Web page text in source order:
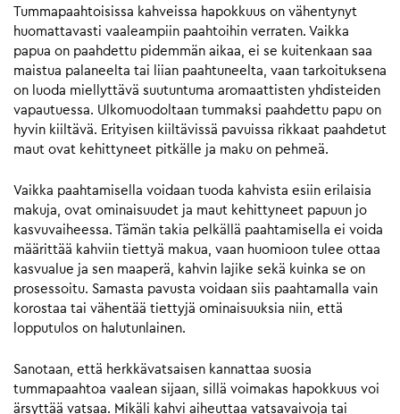
Tummapaahtoisissa kahveissa hapokkuus on vähentynyt
huomattavasti vaaleampiin paahtoihin verraten. Vaikka
papua on paahdettu pidemmän aikaa, ei se kuitenkaan saa
maistua palaneelta tai liian paahtuneelta, vaan tarkoituksena
on luoda miellyttävä suutuntuma aromaattisten yhdisteiden
vapautuessa. Ulkomuodoltaan tummaksi paahdettu papu on
hyvin kiiltävä. Erityisen kiiltävissä pavuissa rikkaat paahdetut
maut ovat kehittyneet pitkälle ja maku on pehmeä.
Vaikka paahtamisella voidaan tuoda kahvista esiin erilaisia
makuja, ovat ominaisuudet ja maut kehittyneet papuun jo
kasvuvaiheessa. Tämän takia pelkällä paahtamisella ei voida
määrittää kahviin tiettyä makua, vaan huomioon tulee ottaa
kasvualue ja sen maaperä, kahvin lajike sekä kuinka se on
prosessoitu. Samasta pavusta voidaan siis paahtamalla vain
korostaa tai vähentää tiettyjä ominaisuuksia niin, että
lopputulos on halutunlainen.
Sanotaan, että herkkävatsaisen kannattaa suosia
tummapaahtoa vaalean sijaan, sillä voimakas hapokkuus voi
ärsyttää vatsaa. Mikäli kahvi aiheuttaa vatsavaivoja tai